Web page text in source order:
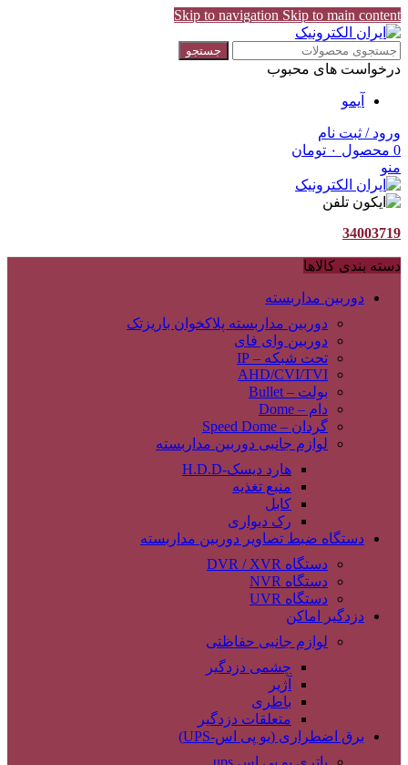
Skip to navigation Skip to main content
جستجو
درخواست های محبوب
آیمو
ورود / ثبت نام
0 محصول ۰ تومان
منو
34003719
دسته بندی کالاها
دوربین مداربسته
دوربین مداربسته پلاکخوان باریزتک
دوربین وای فای
تحت شبکه – IP
AHD/CVI/TVI
بولت – Bullet
دام – Dome
گردان – Speed Dome
لوازم جانبی دوربین مداربسته
هارد دیسک-H.D.D
منبع تغذیه
کابل
رک دیواری
دستگاه ضبط تصاویر دوربین مداربسته
دستگاه DVR / XVR
دستگاه NVR
دستگاه UVR
دزدگیر اماکن
لوازم جانبی حفاظتی
چشمی دزدگیر
آژیر
باطری
متعلقات دزدگیر
برق اضطراری (یو پی اس-UPS)
باتری یو پی اس ups